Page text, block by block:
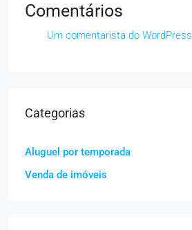
Comentários
Um comentarista do WordPress
Categorias
Aluguel por temporada
Venda de imóveis